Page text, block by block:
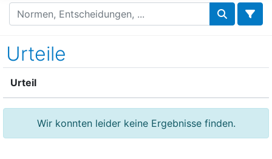
Urteile
Urteil
Wir konnten leider keine Ergebnisse finden.